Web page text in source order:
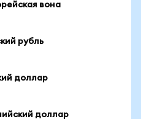
вона
рубль
доллар
доллар